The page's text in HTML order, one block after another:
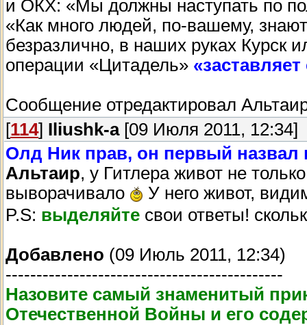
и ОКХ: «Мы должны наступать по
«Как много людей, по-вашему,
безразлично, в наших руках Курск
операции «Цитадель»
Сообщение отредактировал
[114] Iliushk-a[09 Июля 2011, 12:34]
Олд Ник прав, он первый назвал
Альтаир, у Гитлера живот не
выворачивало
У него живот,
P.S: выделяйте свои ответы!
Добавлено (09 Июль 2011, 12:34)
---------------------------------------------
Назовите самый знаменитый
Отечественной Войны и его